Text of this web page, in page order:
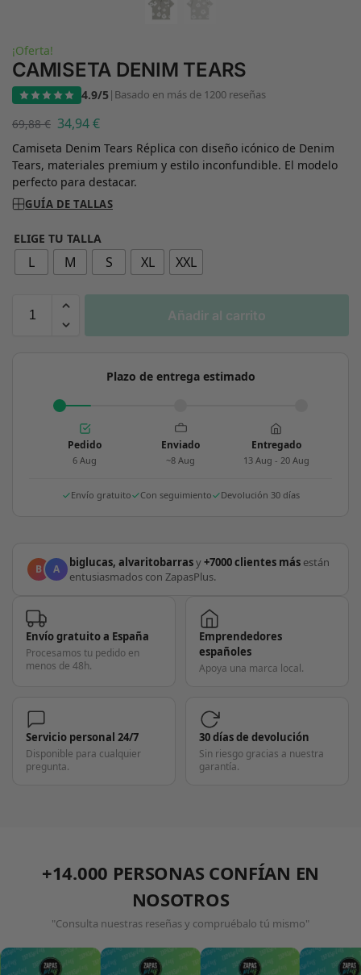
¡Oferta!
CAMISETA DENIM TEARS
4.9/5| Basado en más de 1200 reseñas
69,88€ 34,94€
Camiseta Denim Tears Réplica con diseño icónico de Denim
Tears, materiales premium y estilo inconfundible. El modelo
perfecto para destacar.
GUÍA DE TALLAS
ELIGE TU TALLA
L M S XL XXL
Añadir al carrito
Plazo de entrega estimado
Pedido
6 Aug
Enviado
~8 Aug
Entregado
13 Aug - 20 Aug
Envío gratuito Con seguimiento Devolución 30 días
B A biglucas, alvaritobarrasy+7000 clientes más están
entusiasmados con ZapasPlus.
Envío gratuito a España
Procesamos tu pedido en
menos de 48h.
Emprendedores
españoles
Apoya una marca local.
Servicio personal 24/7
Disponible para cualquier
pregunta.
30 días de devolución
Sin riesgo gracias a nuestra
garantía.
+14.000 PERSONAS CONFÍAN EN
NOSOTROS
"Consulta nuestras reseñas y compruébalo tú mismo"